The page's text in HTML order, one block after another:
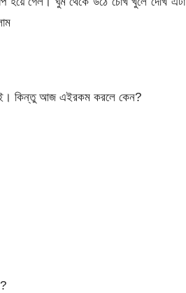
কিন্তু আজ এইরকম করলে কেন?